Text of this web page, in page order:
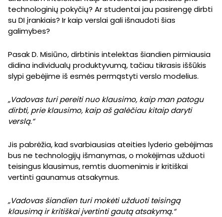
technologinių pokyčių? Ar studentai jau pasirengę dirbti
su DI įrankiais? Ir kaip verslai gali išnaudoti šias
galimybes?
Pasak D. Misiūno, dirbtinis intelektas šiandien pirmiausia
didina individualų produktyvumą, tačiau tikrasis iššūkis
slypi gebėjime iš esmės permąstyti verslo modelius.
„Vadovas turi pereiti nuo klausimo, kaip man patogu
dirbti, prie klausimo, kaip aš galėčiau kitaip daryti
verslą.“
Jis pabrėžia, kad svarbiausias ateities lyderio gebėjimas
bus ne technologijų išmanymas, o mokėjimas užduoti
teisingus klausimus, remtis duomenimis ir kritiškai
vertinti gaunamus atsakymus.
„Vadovas šiandien turi mokėti užduoti teisingą
klausimą ir kritiškai įvertinti gautą atsakymą.“